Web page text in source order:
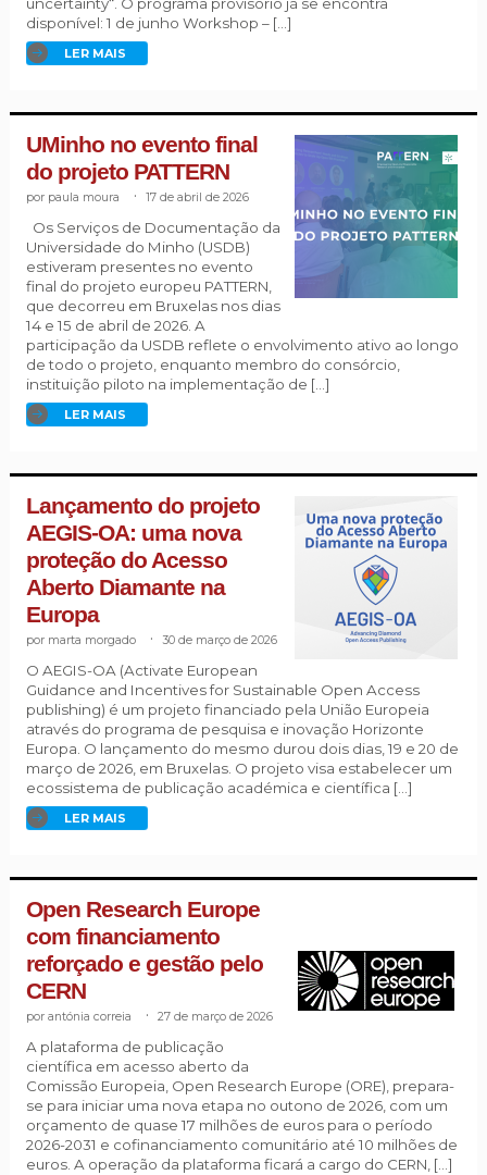
uncertainty“. O programa provisório já se encontra
disponível: 1 de junho Workshop – […]
LER MAIS
UMinho no evento final
do projeto PATTERN
paula moura 17 de abril de 2026
Os Serviços de Documentação da
Universidade do Minho (USDB)
estiveram presentes no evento
final do projeto europeu PATTERN,
que decorreu em Bruxelas nos dias
14 e 15 de abril de 2026. A
participação da USDB reflete o envolvimento ativo ao longo
de todo o projeto, enquanto membro do consórcio,
instituição piloto na implementação de […]
LER MAIS
Lançamento do projeto
AEGIS-OA: uma nova
proteção do Acesso
Aberto Diamante na
Europa
marta morgado. 30 de março de 2026
O AEGIS-OA (Activate European
Guidance and Incentives for Sustainable Open Access
publishing) é um projeto financiado pela União Europeia
através do programa de pesquisa e inovação Horizonte
Europa. O lançamento do mesmo durou dois dias, 19 e 20 de
março de 2026, em Bruxelas. O projeto visa estabelecer um
ecossistema de publicação académica e científica […]
LER MAIS
Open Research Europe
com financiamento
reforçado e gestão pelo
CERN
antónia correia 27 de março de 2026
A plataforma de publicação
científica em acesso aberto da
Comissão Europeia, Open Research Europe (ORE), prepara-
se para iniciar uma nova etapa no outono de 2026, com um
orçamento de quase 17 milhões de euros para o período
2026-2031 e cofinanciamento comunitário até 10 milhões de
euros. A operação da plataforma ficará a cargo do CERN, […]